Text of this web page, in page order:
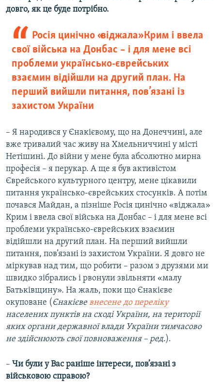
довго, як це буде потрібно.
Росія цинічно «віджала» Крим і ввела
свої війська на Донбас – і для мене всі
проблеми українсько-єврейських
взаємин відійшли на другий план. На
перший вийшли питання, пов’язані із
захистом України
– Я народився у Єнакієвому, що на Донеччині, але
вже тривалий час живу на Хмельниччині у місті
Нетішині. До війни у мене була абсолютно мирна
професія – я перукар. А ще я був активістом
Єврейського культурного центру, мене цікавили
питання українсько-єврейських стосунків. А потім
почався Майдан, а пізніше Росія цинічно «віджала»
Крим і ввела свої війська на Донбас – і для мене всі
проблеми українсько-єврейських взаємин
відійшли на другий план. На перший вийшли
питання, пов’язані із захистом України. Я довго не
міркував над тим, що робити – разом з друзями ми
швидко зібрались і рвонули звільняти «малу
Батьківщину». На жаль, поки що Єнакієве
окуповане ( Єнакієвевнесене до переліку
населених пунктів на сході України, на території
яких органи державної влади України тимчасово
не здійснюють свої повноваження – ред.).
– Чи були у Вас раніше інтереси, пов’язані з
військовою справою?